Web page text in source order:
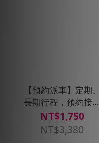
【預約派車】定期、
長期行程，預約接送
20趟，贈400搭車金
(搭車金面額40*10張,
使用期限30天)
NT$1,750
NT$3,380